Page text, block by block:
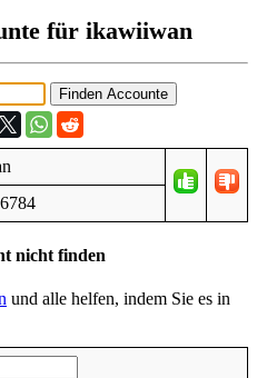
für ikawiiwan
nicht finden
und alle helfen, indem Sie es in